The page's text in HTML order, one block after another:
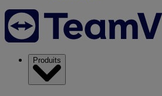
Produits